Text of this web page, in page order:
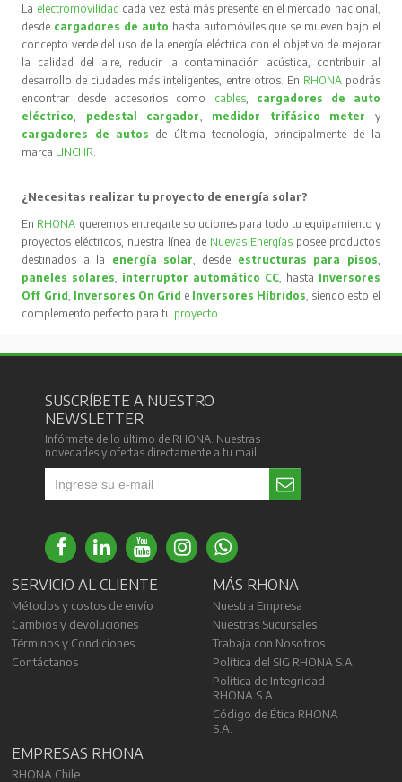
La electromovilidad cada vez está más presente en el mercado nacional,
desde cargadores de auto hasta automóviles que se mueven bajo el
concepto verde del uso de la energía eléctrica con el objetivo de mejorar
la calidad del aire, reducir la contaminación acústica, contribuir al
desarrollo de ciudades más inteligentes, entre otros. En RHONA podrás
encontrar desde accesorios como cables, cargadores de auto
eléctrico
pedestal cargador medidor trifásico meter
y
cargadores de autos de última tecnología, principalmente de la
marca LINCHR
¿Necesitas realizar tu proyecto de energía solar?
En RHONA queremos entregarte soluciones para todo tu equipamiento y
proyectos eléctricos, nuestra línea de Nuevas Energíasposee productos
destinados a la energía solar , desde estructuras para pisos
paneles solares
interruptor automático CC, hasta Inversores
Off Grid Inversores On Grid e Inversores Híbridos , siendo esto el
complemento perfecto para tu proyecto
SUSCRÍBETE A NUESTRO
NEWSLETTER
Infórmate de lo último de RHONA. Nuestras
novedades y ofertas directamente a tu mail.
SERVICIO AL CLIENTE
Métodos y costos de envío
Cambios y devoluciones
Términos y Condiciones
Contáctanos
MÁS RHONA
Nuestra Empresa
Nuestras Sucursales
Trabaja con Nosotros
Política del SIG RHONA S.A.
Política de Integridad
RHONA S.A.
Código de Ética RHONA
S.A.
EMPRESAS RHONA
RHONA Chile